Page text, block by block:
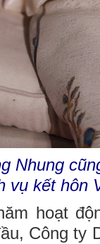
Nhung
vụ kết hôn
hoạt
Công ty